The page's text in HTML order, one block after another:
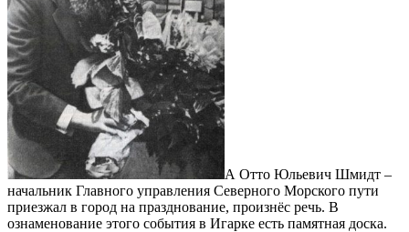
А Отто Юльевич Шмидт –
начальник Главного управления Северного Морского пути
приезжал в город на празднование, произнёс речь. В
ознаменование этого события в Игарке есть памятная доска.